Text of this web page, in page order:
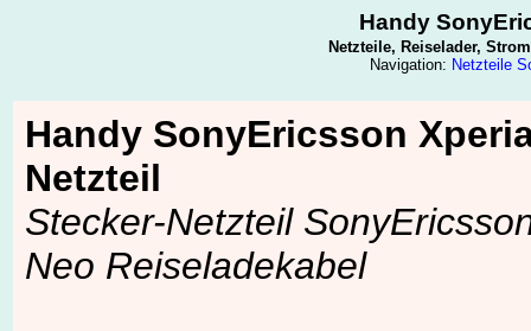
Handy
Netzteile, Reiselader,
Navigation: Netzteile
Handy SonyEricsson
Netzteil
Stecker-Netzteil
Neo Reiseladekabel